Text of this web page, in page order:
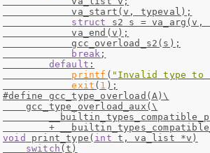
            va_start(v, typeval);
struct
s2 s = va_arg(v,
            va_end(v);
            gcc_overload_s2(s);
break ;
default :
printf ( "Invalid type to
exit ( 1
#define gcc_type_overload(A)\
gcc_type_overload_aux(\
+
void
print_type( int t, va_list *v)
switch (t)